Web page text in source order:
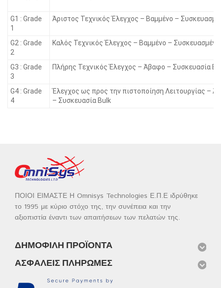
G1 : Grade
1
Άριστος Τεχνικός Έλεγχος – Βαμμένο –
G2 : Grade
2
Καλός Τεχνικός Έλεγχος – Βαμμένο – Συσκευασμένο
G3 : Grade
3
Πλήρης Τεχνικός Έλεγχος – Άβαφο – Συσκευασία
G4 : Grade
4
Έλεγχος ως προς την πιστοποίηση Λειτουργίας –
– Συσκευασία Bulk
ΠΟΙΟΙ ΕΙΜΑΣΤΕ Η Omnisys Technologies Ε.Π.Ε ιδρύθηκε
το 1995 με κύριο στόχο της, την συνέπεια και την
αξιοπιστία έναντι των απαιτήσεων των πελατών της.
ΔΗΜΟΦΙΛΉ ΠΡΟΪΌΝΤΑ
ΑΣΦΑΛΕΊΣ ΠΛΗΡΩΜΈΣ